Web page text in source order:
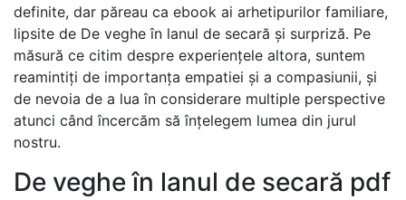
definite, dar păreau ca ebook ai arhetipurilor familiare,
lipsite de De veghe în lanul de secară și surpriză. Pe
măsură ce citim despre experiențele altora, suntem
reamintiți de importanța empatiei și a compasiunii, și
de nevoia de a lua în considerare multiple perspective
atunci când încercăm să înțelegem lumea din jurul
nostru.
De veghe în lanul de secară pdf